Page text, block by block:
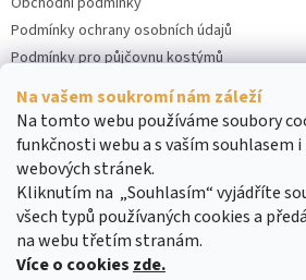
Na vašem soukromí nám záleží
Na tomto webu používáme soubory
funkčnosti webu a s vaším souhlasem
webových stránek.
Kliknutím na „Souhlasím“ vyjádříte
všech typů používaných cookies a
na webu třetím stranám.
Více o cookies zde.
Podmínky ochrany osobních údajů
Podmínky pro půjčovnu kostýmů
Kontakty
Cookies